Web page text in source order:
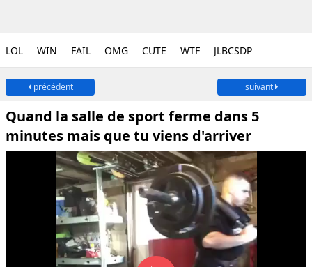
LOL WIN FAIL OMG CUTE WTF JLBCSDP
précédent suivant
Quand la salle de sport ferme dans 5
minutes mais que tu viens d'arriver